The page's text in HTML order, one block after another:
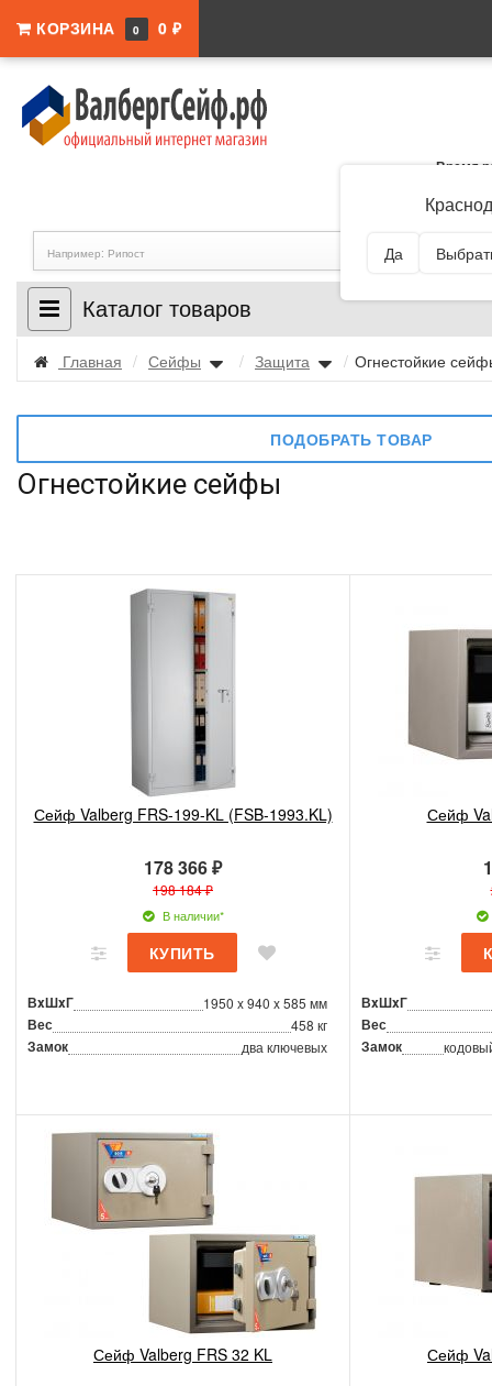
КОРЗИНА 0 0 ₽
Да
Время
Каталог товаров
Главная / Сейфы / Защита / Огнестойкие
ПОДОБРАТЬ ТОВАР
Огнестойкие сейфы
Сейф Valberg FRS-199-KL (FSB-1993.KL)
178 366 ₽
198 184 ₽
В наличии*
ВxШxГ 1950 x 940 x 585 мм
Вес 458 кг
Замок два ключевых
Сейф
ВxШxГ
Вес
Замок
Сейф Valberg FRS 32 KL Сейф